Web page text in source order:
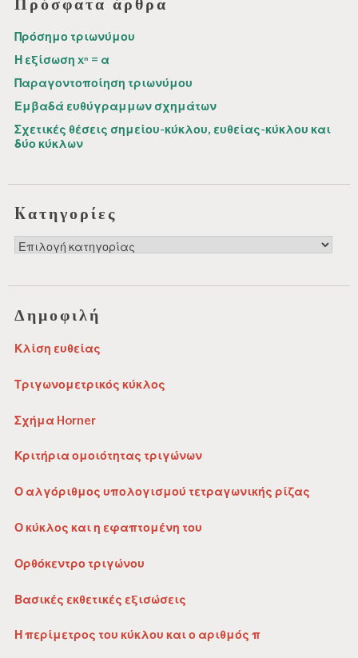
Πρόσημο τριωνύμου
Η εξίσωση xⁿ = α
Παραγοντοποίηση τριωνύμου
Εμβαδά ευθύγραμμων σχημάτων
Σχετικές θέσεις σημείου-κύκλου, ευθείας-κύκλου και
δύο κύκλων
Kατηγορίες
Kατηγορίες
Δημοφιλή
Κλίση ευθείας
Τριγωνομετρικός κύκλος
Σχήμα Horner
Κριτήρια ομοιότητας τριγώνων
Ο αλγόριθμος υπολογισμού τετραγωνικής ρίζας
Ο κύκλος και η εφαπτομένη του
Ορθόκεντρο τριγώνου
Βασικές εκθετικές εξισώσεις
Η περίμετρος του κύκλου και ο αριθμός π